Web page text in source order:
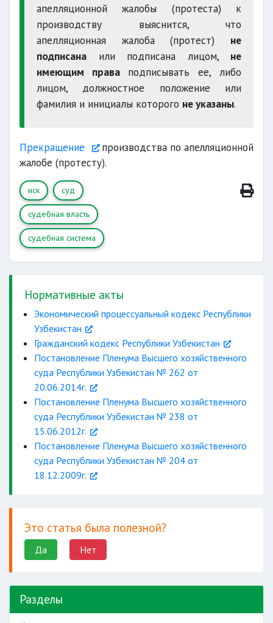
апелляционной жалобы (протеста) к
производству выяснится, что
апелляционная жалоба (протест) не
подписана или подписана лицом, не
имеющим права подписывать ее, либо
лицом, должностное положение или
фамилия и инициалы которого не указаны.
Прекращение
производства по апелляционной
жалобе (протесту).
иск суд
судебная власть
судебная система
Нормативные акты
Экономический процессуальный кодекс Республики
Узбекистан
Гражданский кодекс Республики Узбекистан
Постановление Пленума Высшего хозяйственного
суда Республики Узбекистан № 262 от
20.06.2014г.
Постановление Пленума Высшего хозяйственного
суда Республики Узбекистан № 238 от
15.06.2012г.
Постановление Пленума Высшего хозяйственного
суда Республики Узбекистан № 204 от
18.12.2009г.
Это статья была полезной?
Да Нет
Разделы